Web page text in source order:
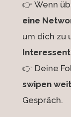
👉 Wenn
eine
um dich zu
👉 Deine
swipen
Gespräch.